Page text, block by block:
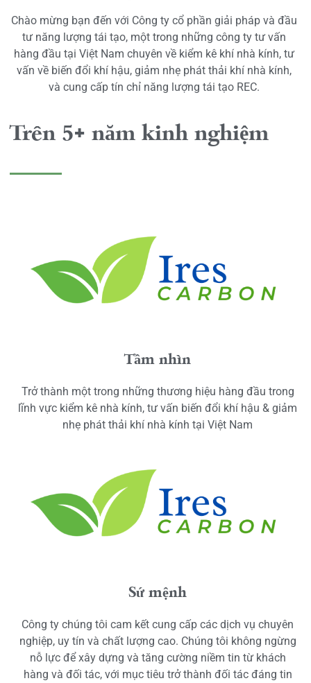
Chào mừng bạn đến với Công ty cổ phần giải pháp và đầu
tư năng lượng tái tạo, một trong những công ty tư vấn
hàng đầu tại Việt Nam chuyên về kiểm kê khí nhà kính, tư
vấn về biến đổi khí hậu, giảm nhẹ phát thải khí nhà kính,
và cung cấp tín chỉ năng lượng tái tạo REC.
Trên 5+ năm kinh nghiệm
Tầm nhìn
Trở thành một trong những thương hiệu hàng đầu trong
lĩnh vực kiểm kê nhà kính, tư vấn biến đổi khí hậu & giảm
nhẹ phát thải khí nhà kính tại Việt Nam
Sứ mệnh
Công ty chúng tôi cam kết cung cấp các dịch vụ chuyên
nghiệp, uy tín và chất lượng cao. Chúng tôi không ngừng
nỗ lực để xây dựng và tăng cường niềm tin từ khách
hàng và đối tác, với mục tiêu trở thành đối tác đáng tin